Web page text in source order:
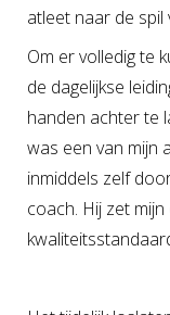
atleet naar de spil
Om er volledig te
de dagelijkse
handen achter te
was een van mijn
inmiddels zelf
coach. Hij zet